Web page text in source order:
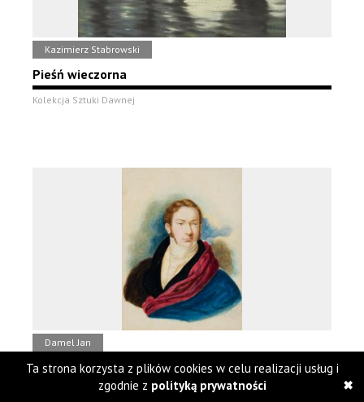
Kazimierz Stabrowski
Pieśń wieczorna
Kolekcja Sztuki Dawnej
Damel Jan
Portret mężczyzny
Kolekcja Sztuki Dawnej
Ta strona korzysta z plików cookies w celu realizacji usług i
zgodnie z polityką prywatności